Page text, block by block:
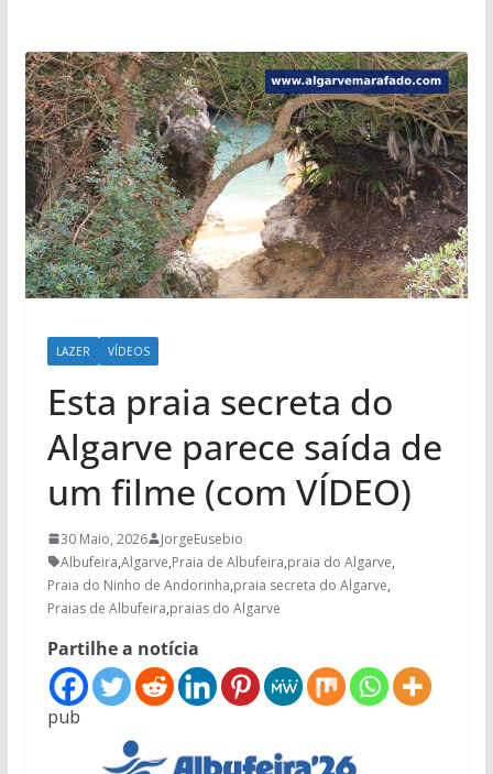
LAZER VÍDEOS
Esta praia secreta do
Algarve parece saída de
um filme (com VÍDEO)
30 Maio, 2026
JorgeEusebio
Albufeira,Algarve,Praia de Albufeira,praia do Algarve,
Praia do Ninho de Andorinha,praia secreta do Algarve,
Praias de Albufeira,praias do Algarve
Partilhe a notícia
pub